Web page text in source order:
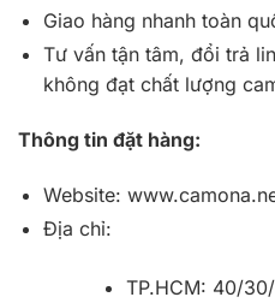
Giao hàng nhanh toàn
Tư vấn tận tâm, đổi trả
không đạt chất lượng
Thông tin đặt hàng:
Website:
Địa chỉ:
TP.HCM: 40/